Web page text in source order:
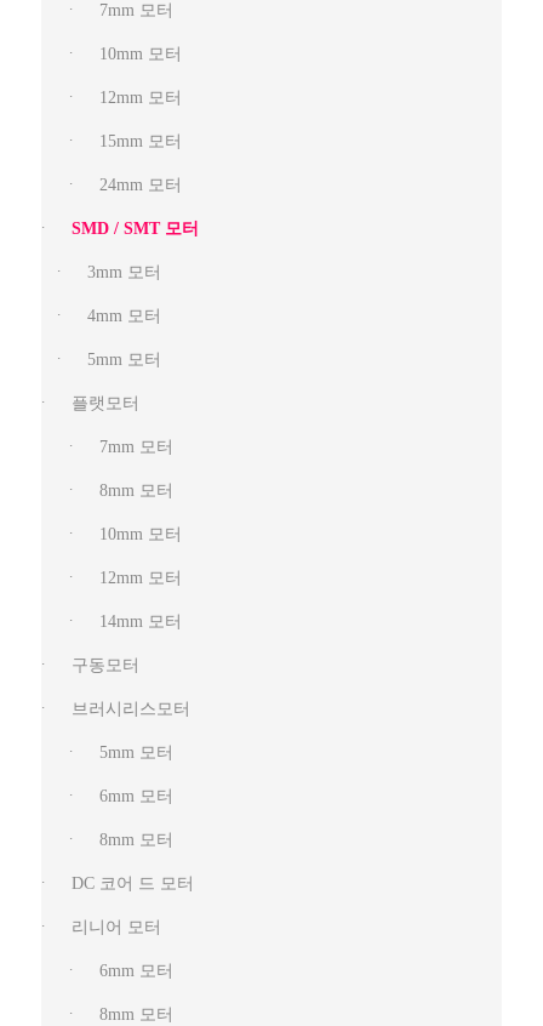
7mm 모터
10mm 모터
12mm 모터
15mm 모터
24mm 모터
SMD / SMT 모터
3mm 모터
4mm 모터
5mm 모터
플랫모터
7mm 모터
8mm 모터
10mm 모터
12mm 모터
14mm 모터
구동모터
브러시리스모터
5mm 모터
6mm 모터
8mm 모터
DC 코어 드 모터
리니어 모터
6mm 모터
8mm 모터